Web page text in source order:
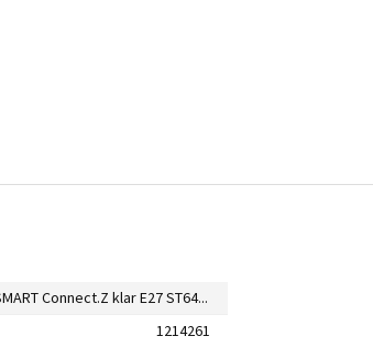
Eglo LED-edisonpære SMART Connect.Z klar E27 ST64 dæmpbar 6W
1214261